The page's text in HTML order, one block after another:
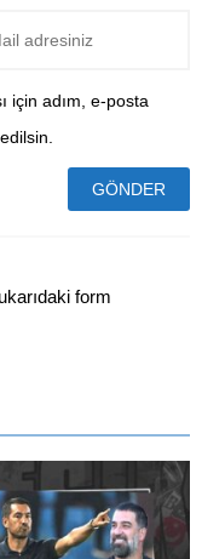
için adım, e-posta
form